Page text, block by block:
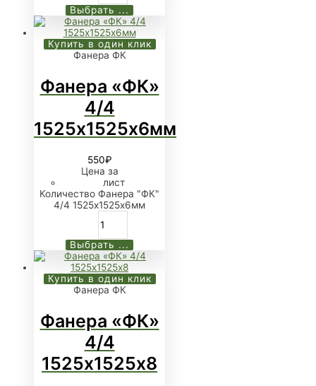
Выбрать ...
Купить в один клик
Фанера ФК
Фанера «ФК»
4/4
1525х1525х6мм
550₽
Цена за
лист
Количество Фанера "ФК"
4/4 1525х1525х6мм
Выбрать ...
Купить в один клик
Фанера ФК
Фанера «ФК»
4/4
1525х1525х8